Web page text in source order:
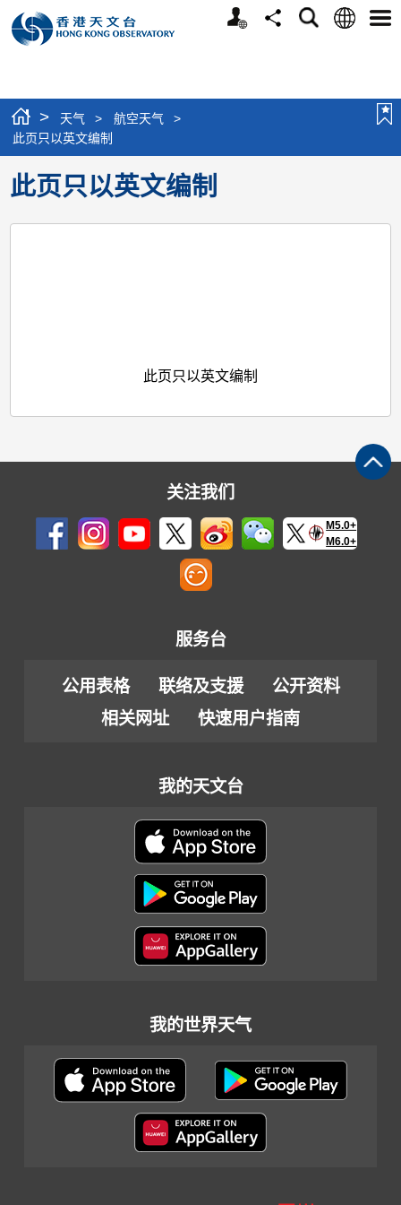
个
分
搜
语
选
> 天气 > 航空天气
>
此页只以英文编制
此页只以英文编制
此页只以英文编制
关注我们
M5.0+
M6.0+
服务台
公用表格 联络及支援
公开资料
相关网址
快速用户指南
我的天文台
我的世界天气